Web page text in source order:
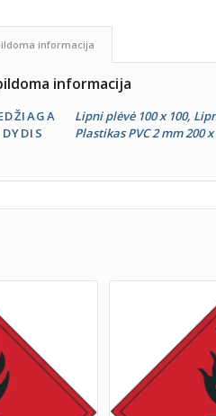
informacija
informacija
Lipni plėvė 100 x 100,
Plastikas PVC 2 mm 200